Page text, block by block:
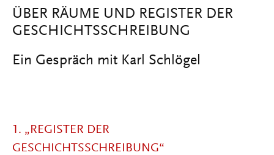
ÜBER RÄUME UND REGISTER DER
GESCHICHTSSCHREIBUNG
Ein Gespräch mit Karl Schlögel
1. „REGISTER DER
GESCHICHTSSCHREIBUNG“